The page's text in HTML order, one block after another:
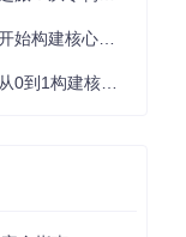
心系统的实践指南
心系统的实践指南